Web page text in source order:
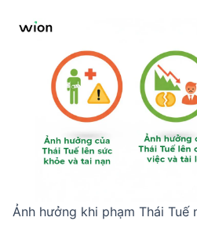
Ảnh hưởng khi phạm Thái Tuế